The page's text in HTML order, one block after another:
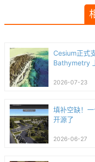
Cesium正式
Bathymetry
2026-07-23
填补空缺！
开源了
2026-06-27